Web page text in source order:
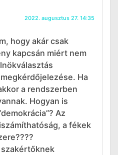
2022. augusztus 27. 14:35
hogy akár csak
kapcsán miért nem
Ha
a rendszerben
Hogyan is
Az
a fékek